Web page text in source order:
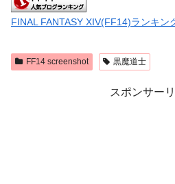
FINAL FANTASY XIV(FF14)ランキン
FF14 screenshot 黒魔道士
スポンサー